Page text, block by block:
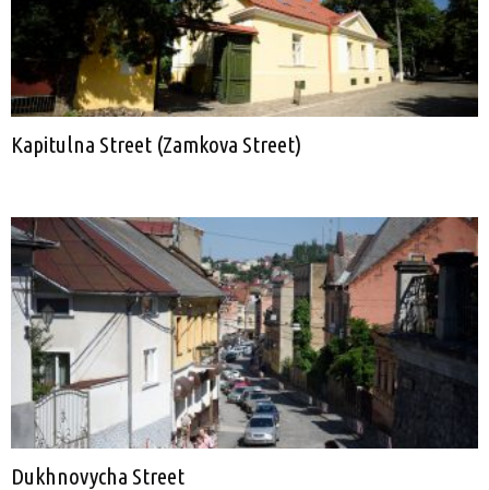
Kapitulna Street (Zamkova Street)
Dukhnovycha Street